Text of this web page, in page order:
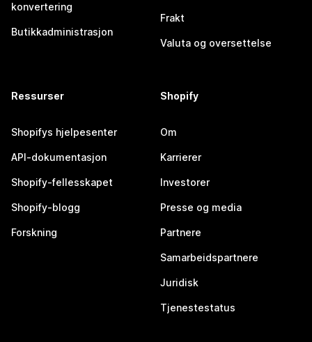
konvertering
Butikkadministrasjon
Frakt
Valuta og oversettelse
Ressurser
Shopifys hjelpesenter
API-dokumentasjon
Shopify-fellesskapet
Shopify-blogg
Forskning
Shopify
Om
Karrierer
Investorer
Presse og media
Partnere
Samarbeidspartnere
Juridisk
Tjenestestatus